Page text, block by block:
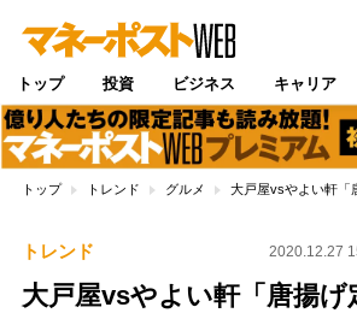
トップ 投資 ビジネス キャリア
トップ トレンド グルメ 大戸屋vsやよい軒
トレンド 2020.12.27
大戸屋vsやよい軒「唐揚げ